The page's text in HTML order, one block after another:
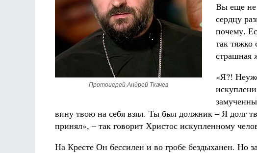
Протоиерей Андрей Ткачев
Вы еще не
сердцу
почему.
так тяжко
страшная
«Я?!
вину твою на себя взял. Ты был должник – Я долг
принял», – так говорит Христос искупленному
На Кресте Он бессилен и во гробе бездыханен. Но